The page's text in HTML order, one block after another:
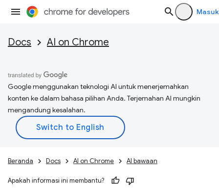
Masuk
Docs AI on Chrome
Google menggunakan teknologi AI untuk menerjemahkan
konten ke dalam bahasa pilihan Anda. Terjemahan AI mungkin
mengandung kesalahan.
Beranda Docs AI on Chrome AI bawaan
Apakah informasi ini membantu?